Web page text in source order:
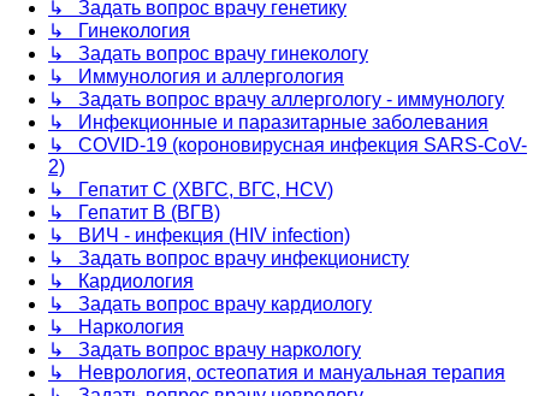
↳ Задать вопрос врачу генетику
↳ Гинекология
↳ Задать вопрос врачу гинекологу
↳ Иммунология и аллергология
↳ Задать вопрос врачу аллергологу - иммунологу
↳ Инфекционные и паразитарные заболевания
↳ COVID-19 (короновирусная инфекция SARS-CoV-
2)
↳ Гепатит C (ХВГС, ВГС, HCV)
↳ Гепатит B (ВГВ)
↳ ВИЧ - инфекция (HIV infection)
↳ Задать вопрос врачу инфекционисту
↳ Кардиология
↳ Задать вопрос врачу кардиологу
↳ Наркология
↳ Задать вопрос врачу наркологу
↳ Неврология, остеопатия и мануальная терапия